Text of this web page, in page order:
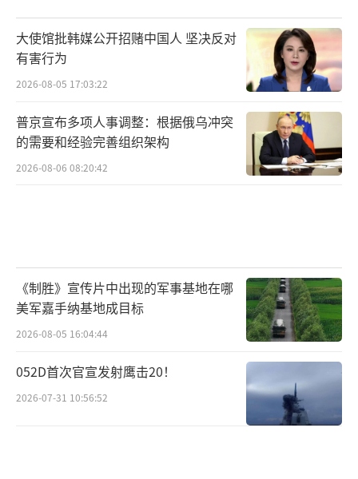
大使馆批韩媒公开招赌中国人 坚决反对
有害行为
2026-08-05 17:03:22
普京宣布多项人事调整：根据俄乌冲突
的需要和经验完善组织架构
2026-08-06 08:20:42
《制胜》宣传片中出现的军事基地在哪
美军嘉手纳基地成目标
2026-08-05 16:04:44
052D首次官宣发射鹰击20！
2026-07-31 10:56:52